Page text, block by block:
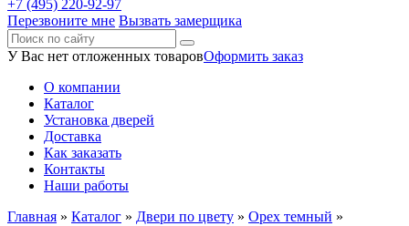
+7 (495) 220-92-97
Перезвоните мне Вызвать замерщика
У Вас нет отложенных товаровОформить заказ
О компании
Каталог
Установка дверей
Доставка
Как заказать
Контакты
Наши работы
Главная » Каталог » Двери по цвету » Орех темный »